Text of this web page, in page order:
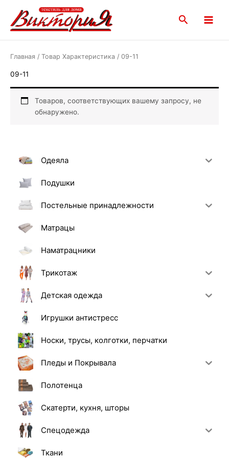
содержимому
Поиск
Menu
Одеяла
Подушки
Постельные принадлежности
Матрацы
Наматрацники
Трикотаж
Детская одежда
Игрушки антистресс
Носки, трусы, колготки, перчатки
Пледы и Покрывала
Полотенца
Скатерти, кухня, шторы
Спецодежда
Ткани
Главная / Товар Характеристика / 09-11
09-11
Товаров, соответствующих вашему запросу, не
обнаружено.